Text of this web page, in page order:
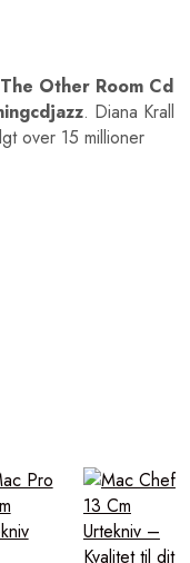
Other Room Cd
. Diana Krall
over 15 millioner